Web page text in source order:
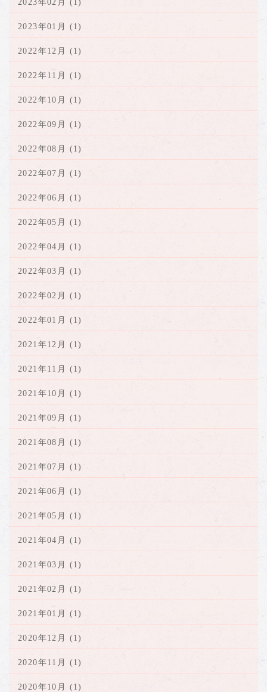
2023年02月 (1)
2023年01月 (1)
2022年12月 (1)
2022年11月 (1)
2022年10月 (1)
2022年09月 (1)
2022年08月 (1)
2022年07月 (1)
2022年06月 (1)
2022年05月 (1)
2022年04月 (1)
2022年03月 (1)
2022年02月 (1)
2022年01月 (1)
2021年12月 (1)
2021年11月 (1)
2021年10月 (1)
2021年09月 (1)
2021年08月 (1)
2021年07月 (1)
2021年06月 (1)
2021年05月 (1)
2021年04月 (1)
2021年03月 (1)
2021年02月 (1)
2021年01月 (1)
2020年12月 (1)
2020年11月 (1)
2020年10月 (1)